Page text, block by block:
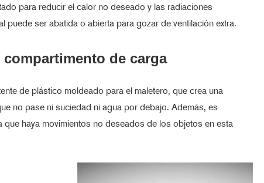
para reducir el calor no deseado y las radiaciones
puede ser abatida o abierta para gozar de ventilación extra.
de carga
de plástico moldeado para el maletero, que crea una
no pase ni suciedad ni agua por debajo. Además, es
que haya movimientos no deseados de los objetos en esta